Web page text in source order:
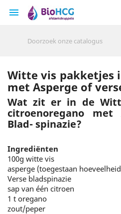

Witte vis pakketjes
met Asperge of
Wat zit er in de
citroenoregano
Blad- spinazie?
Ingrediënten
100g witte vis
asperge (toegestaan
Verse bladspinazie
sap van één citroen
1 t oregano
zout/peper